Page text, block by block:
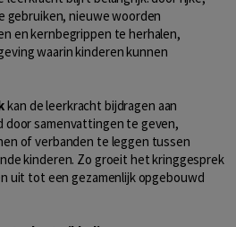
gebruiken, nieuwe woorden
en kernbegrippen te herhalen,
waarin kinderen kunnen
kan de leerkracht bijdragen aan
door samenvattingen te geven,
of verbanden te leggen tussen
kinderen. Zo groeit het kringgesprek
uit tot een gezamenlijk opgebouwd